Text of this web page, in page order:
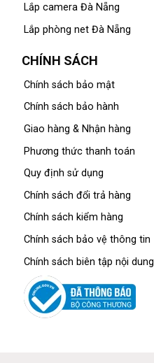
Lắp camera Đà Nẵng
Lắp phòng net Đà Nẵng
CHÍNH SÁCH
Chính sách bảo mật
Chính sách bảo hành
Giao hàng & Nhận hàng
Phương thức thanh toán
Quy định sử dụng
Chính sách đổi trả hàng
Chính sách kiểm hàng
Chính sách bảo vệ thông tin
Chính sách biên tập nội dung